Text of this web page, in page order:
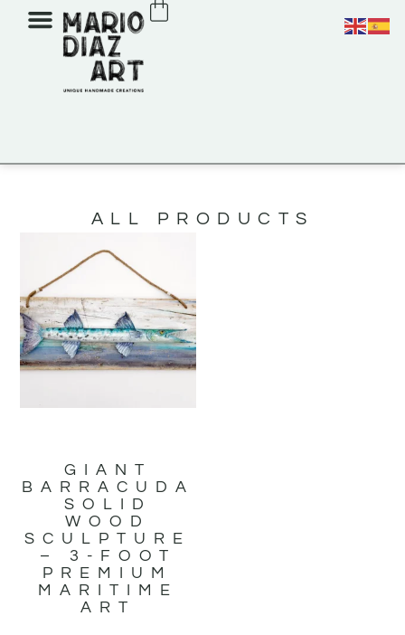
ALL PRODUCTS
GIANT
BARRACUDA
SOLID
WOOD
SCULPTURE
– 3-FOOT
PREMIUM
MARITIME
ART